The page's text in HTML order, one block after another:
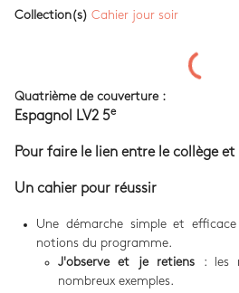
Collection(s) Cahier jour soir
Quatrième de couverture :
Espagnol LV2 5e
Pour faire le lien entre le collège
Un cahier pour réussir
Une démarche simple et
notions du programme.
J'observe et je retiens : les
nombreux exemples.